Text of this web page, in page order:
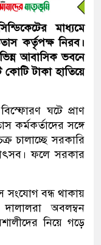
মাধ্যমে
কর্তৃপক্ষ নিরব।
আবাসিক ভবনে
টাকা হাতিয়ে
ঘটে প্রাণ
কর্মকর্তাদের সঙ্গে
চালাচ্ছে সরকারি
ফলে সরকার
সংযোগ বন্ধ থাকায়
অবলম্বন
নিয়ে গড়ে